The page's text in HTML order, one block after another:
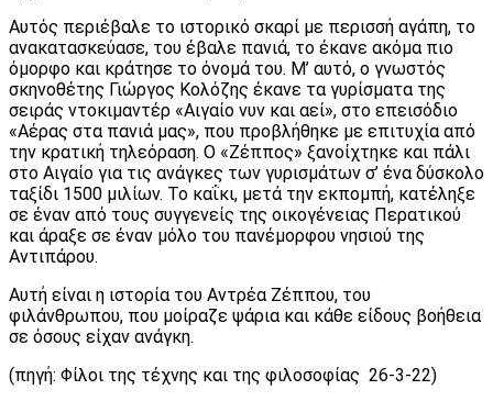
Αυτός περιέβαλε το ιστορικό σκαρί με περισσή αγάπη, το
ανακατασκεύασε, του έβαλε πανιά, το έκανε ακόμα πιο
όμορφο και κράτησε το όνομά του. Μ’ αυτό, ο γνωστός
σκηνοθέτης Γιώργος Κολόζης έκανε τα γυρίσματα της
σειράς ντοκιμαντέρ «Αιγαίο νυν και αεί», στο επεισόδιο
«Αέρας στα πανιά μας», που προβλήθηκε με επιτυχία από
την κρατική τηλεόραση. Ο «Ζέππος» ξανοίχτηκε και πάλι
στο Αιγαίο για τις ανάγκες των γυρισμάτων σ’ ένα δύσκολο
ταξίδι 1500 μιλίων. Το καΐκι, μετά την εκπομπή, κατέληξε
σε έναν από τους συγγενείς της οικογένειας Περατικού
και άραξε σε έναν μόλο του πανέμορφου νησιού της
Αντιπάρου.
Αυτή είναι η ιστορία του Αντρέα Ζέππου, του
φιλάνθρωπου, που μοίραζε ψάρια και κάθε είδους βοήθεια
σε όσους είχαν ανάγκη.
(πηγή: Φίλοι της τέχνης και της φιλοσοφίας 26-3-22)